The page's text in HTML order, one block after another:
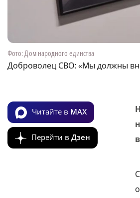
Фото: Дом народного единства
Доброволец СВО: «Мы должны
Читайте в MAX
Перейти в Дзен